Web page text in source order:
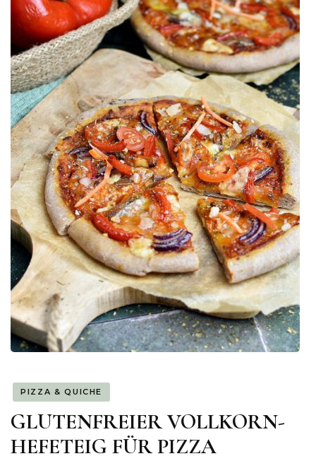
PIZZA & QUICHE
GLUTENFREIER VOLLKORN-
HEFETEIG FÜR PIZZA